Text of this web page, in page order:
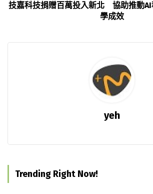
技嘉科技捐贈百萬投入新北 協助推動
學成效
yeh
Trending Right Now!